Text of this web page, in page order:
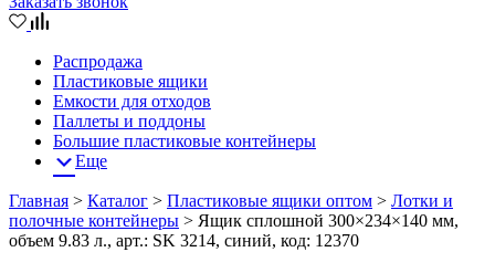
Распродажа
Пластиковые ящики
Емкости для отходов
Паллеты и поддоны
Большие пластиковые контейнеры
Еще
Главная > Каталог > Пластиковые ящики оптом > Лотки и
полочные контейнеры > Ящик сплошной 300×234×140 мм,
объем 9.83 л., арт.: SK 3214, синий, код: 12370